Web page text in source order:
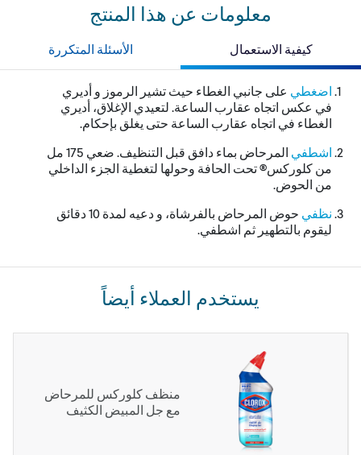
معلومات عن هذا المنتج
كيفية الاستعمال الأسئلة المتكررة
اضغطي على جانبي الغطاء حيث تشير الرموز و أديري
في عكس اتجاه عقارب الساعة. لتعيدي الإغلاق، أديري
الغطاء في اتجاه عقارب الساعة حتى يغلق بإحكام.
اشطفي المرحاض بماء دافق قبل التنظيف. ضعي 571 مل
من كلوركس® تحت الحافة وحولها لتغطية الجزء الداخلي
من الحوض.
نظفي حوض المرحاض بالفرشاة، و دعيه لمدة 01 دقائق
ليقوم بالتطهير ثم اشطفي.
يستخدم العملاء أيضاً
منظف كلوركس للمرحاض
مع جل المبيض الكثيف